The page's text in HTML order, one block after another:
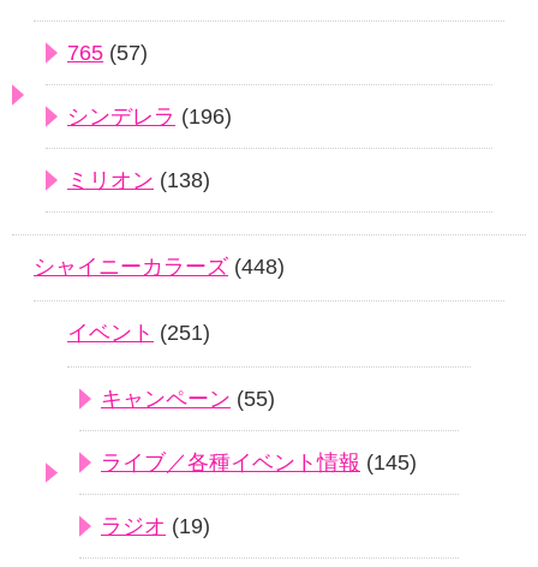
765 (57)
シンデレラ (196)
ミリオン (138)
シャイニーカラーズ (448)
イベント (251)
キャンペーン (55)
ライブ／各種イベント情報 (145)
ラジオ (19)